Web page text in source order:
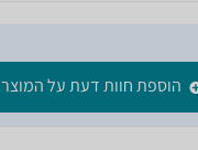
הוספת חוות דעת על המוצר